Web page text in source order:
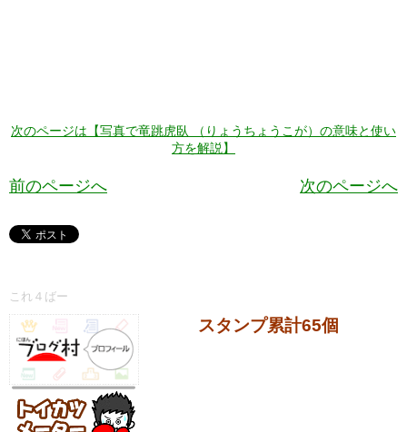
次のページは【写真で竜跳虎臥 （りょうちょうこが）の意味と使い
方を解説】
前のページへ 次のページへ
これ４ばー
スタンプ累計65個